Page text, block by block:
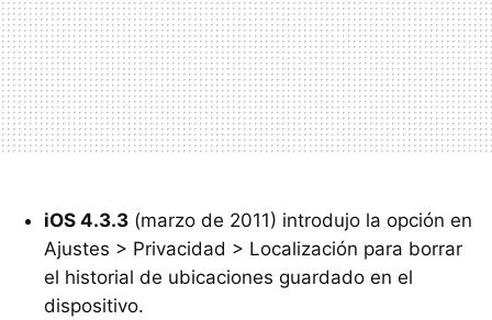
iOS 4.3.3 (marzo de 2011) introdujo la opción en
Ajustes > Privacidad > Localización para borrar
el historial de ubicaciones guardado en el
dispositivo.